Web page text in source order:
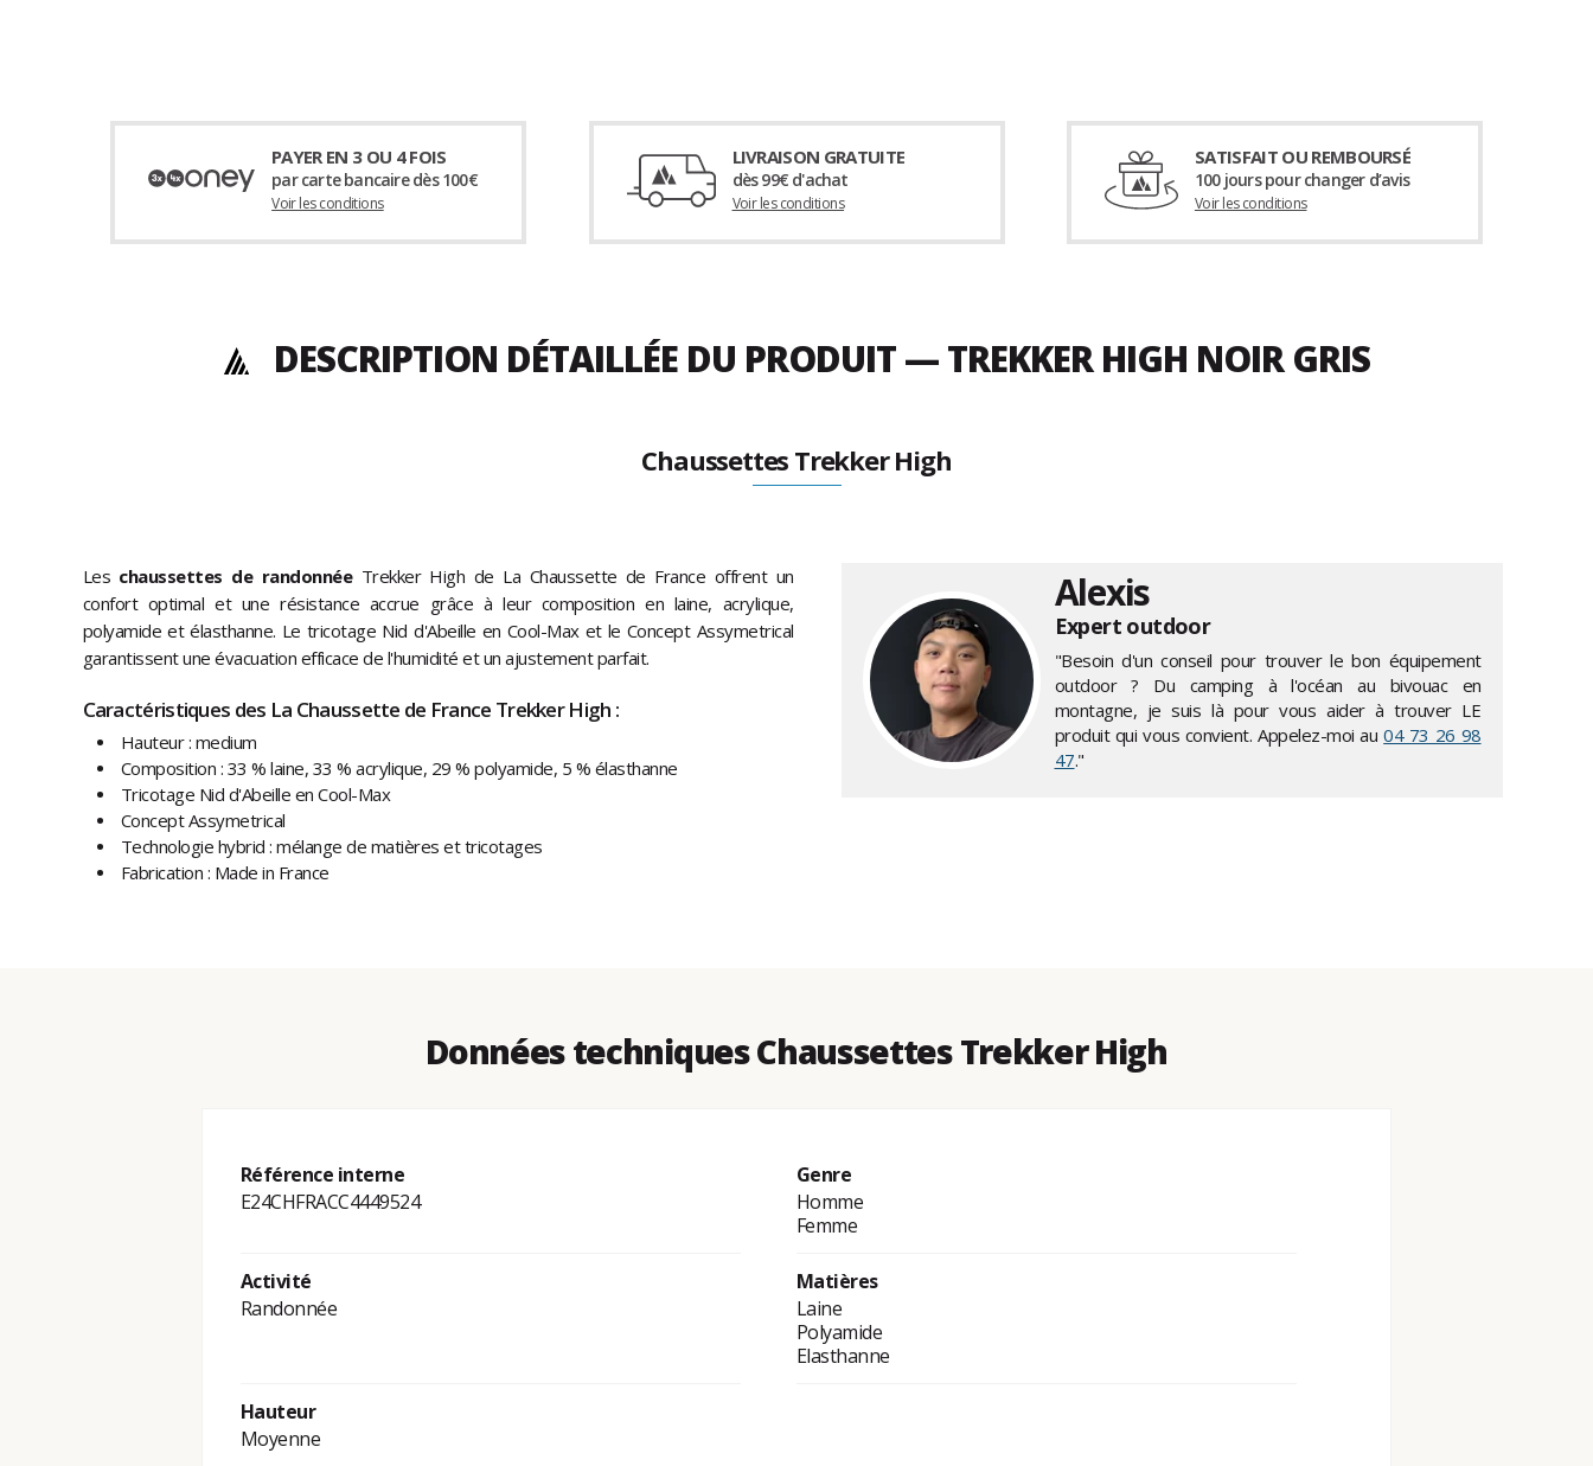
PAYER EN 3 OU 4 FOIS
par carte bancaire dès 100€
Voir les conditions
LIVRAISON GRATUITE
dès 99€ d'achat
Voir les conditions
SATISFAIT OU REMBOURSÉ
100 jours pour changer d’avis
Voir les conditions
DESCRIPTION DÉTAILLÉE DU PRODUIT — TREKKER HIGH NOIR GRIS
Chaussettes Trekker High
Les chaussettes de randonnéeTrekker High de La Chaussette de France offrent un
confort optimal et une résistance accrue grâce à leur composition en laine, acrylique,
polyamide et élasthanne. Le tricotage Nid d'Abeille en Cool-Max et le Concept Assymetrical
garantissent une évacuation efficace de l'humidité et un ajustement parfait.
Caractéristiques des La Chaussette de France Trekker High :
Hauteur : medium
Composition : 33 % laine, 33 % acrylique, 29 % polyamide, 5 % élasthanne
Tricotage Nid d'Abeille en Cool-Max
Concept Assymetrical
Technologie hybrid : mélange de matières et tricotages
Fabrication : Made in France
Alexis
Expert outdoor
"Besoin d'un conseil pour trouver le bon équipement
outdoor ? Du camping à l'océan au bivouac en
montagne, je suis là pour vous aider à trouver LE
produit qui vous convient. Appelez-moi au04 73 26 98
47."
Données techniques Chaussettes Trekker High
Référence interne
E24CHFRACC4449524
Genre
Homme
Femme
Activité
Randonnée
Matières
Laine
Polyamide
Elasthanne
Hauteur
Moyenne